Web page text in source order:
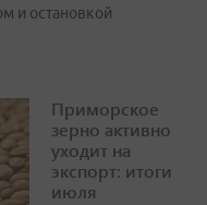
и остановкой
Приморское
зерно активно
уходит на
экспорт: итоги
июля